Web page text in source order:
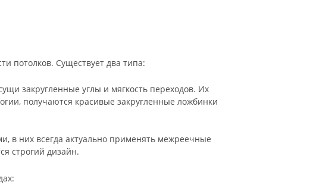
потолков. Существует два типа:
закругленные углы и мягкость переходов. Их
получаются красивые закругленные ложбинки
в них всегда актуально применять межреечные
строгий дизайн.